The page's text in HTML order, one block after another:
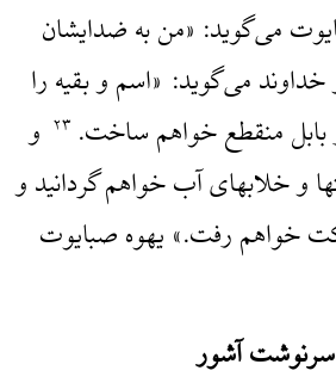
می‌گوید: «من به ضدایشان
می‌گوید: «اسم و بقیه را
منقطع خواهم ساخت. ۲۳ و
و خلابهای آب خواهم گردانید و
خواهم رفت.» یهوه صبایوت
سرنوشت آشور